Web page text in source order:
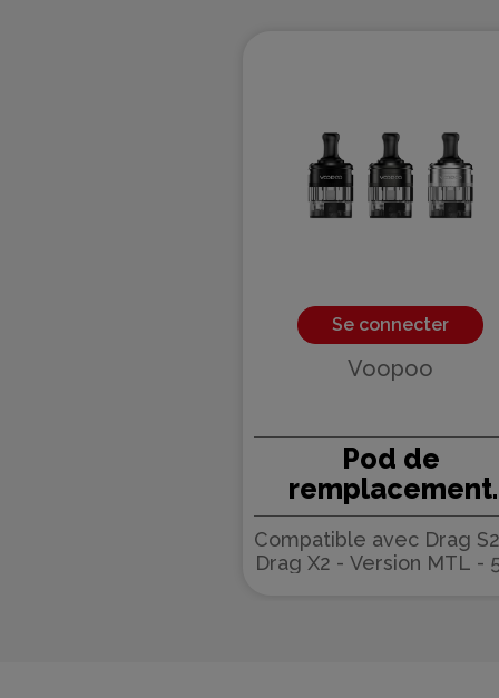
Se connecter
Voopoo
Pod de
remplacement
PnP-X MTL 5ml
Voopoo (pack de
Compatible avec Drag
Drag X2 - Version MTL -